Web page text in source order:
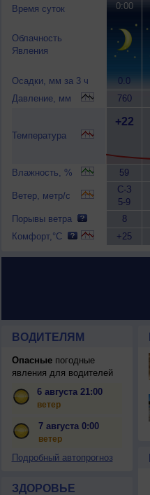
Время суток
Облачность
Явления
Осадки, мм за 3 ч
Давление, мм
Температура
Влажность, %
Ветер, метр/с
Порывы ветра
Комфорт,°C
0:00
0.0
760
+22
59
С-З
5-9
8
+25
ВОДИТЕЛЯМ
Опасныепогодные
явления для водителей
6 августа 21:00
ветер
7 августа 0:00
ветер
Подробный автопрогноз
ЗДОРОВЬЕ